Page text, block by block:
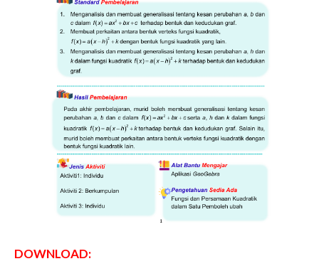
DOWNLOAD: